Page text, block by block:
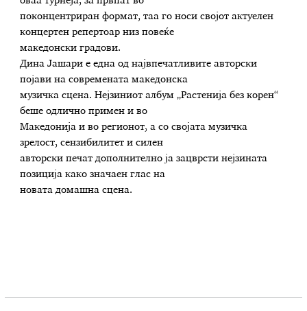
поконцентриран формат, таа го носи својот актуелен
концертен репертоар низ повеќе
македонски градови.
Дина Јашари е една од највпечатливите авторски
појави на современата македонска
музичка сцена. Нејзиниот албум „Растенија без корен“
беше одлично примен и во
Македонија и во регионот, а со својата музичка
зрелост, сензибилитет и силен
авторски печат дополнително ја зацврсти нејзината
позиција како значаен глас на
новата домашна сцена.